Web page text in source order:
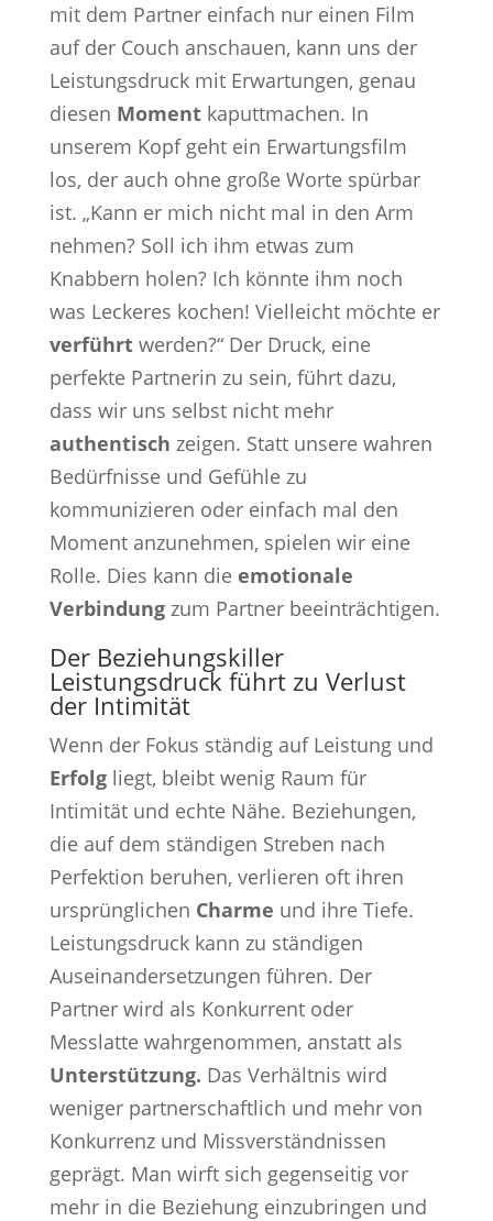
mit dem Partner einfach nur einen Film
auf der Couch anschauen, kann uns der
Leistungsdruck mit Erwartungen, genau
diesen Momentkaputtmachen. In
unserem Kopf geht ein Erwartungsfilm
los, der auch ohne große Worte spürbar
ist. „Kann er mich nicht mal in den Arm
nehmen? Soll ich ihm etwas zum
Knabbern holen? Ich könnte ihm noch
was Leckeres kochen! Vielleicht möchte er
verführt werden?“ Der Druck, eine
perfekte Partnerin zu sein, führt dazu,
dass wir uns selbst nicht mehr
authentisch zeigen. Statt unsere wahren
Bedürfnisse und Gefühle zu
kommunizieren oder einfach mal den
Moment anzunehmen, spielen wir eine
Rolle. Dies kann die emotionale
Verbindungzum Partner beeinträchtigen.
Der Beziehungskiller
Leistungsdruck führt zu Verlust
der Intimität
Wenn der Fokus ständig auf Leistung und
Erfolgliegt, bleibt wenig Raum für
Intimität und echte Nähe. Beziehungen,
die auf dem ständigen Streben nach
Perfektion beruhen, verlieren oft ihren
ursprünglichen Charme und ihre Tiefe.
Leistungsdruck kann zu ständigen
Auseinandersetzungen führen. Der
Partner wird als Konkurrent oder
Messlatte wahrgenommen, anstatt als
Unterstützung. Das Verhältnis wird
weniger partnerschaftlich und mehr von
Konkurrenz und Missverständnissen
geprägt. Man wirft sich gegenseitig vor
mehr in die Beziehung einzubringen und